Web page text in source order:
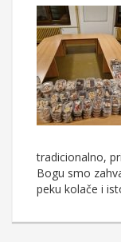
tradicionalno,
Bogu smo
peku kolače i